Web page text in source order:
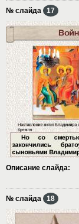
№ слайда 17
Описание слайда:
№ слайда 18